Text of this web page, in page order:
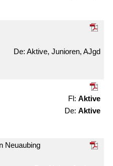
Aktive, Junioren, AJgd
Aktive
Aktive
Neuaubing